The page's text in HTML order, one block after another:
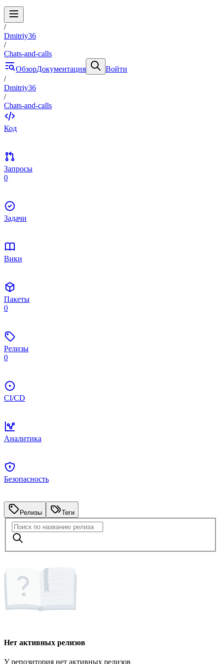
/
Dmitriy36
/
Chats-and-calls
ОбзорДокументация
Войти
/
Dmitriy36
/
Chats-and-calls
Код
Запросы
0
Задачи
Вики
Пакеты
0
Релизы
0
CI/CD
Аналитика
Безопасность
Релизы Теги
Нет активных релизов
У репозитория нет активных релизов